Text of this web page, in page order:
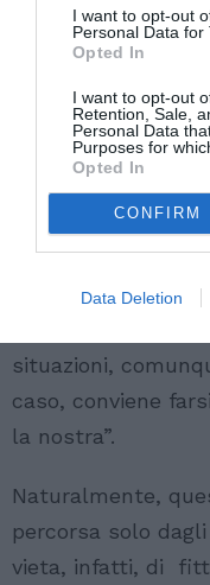
I want to opt-out
Personal Data for
Opted In
I want to opt-out
Retention, Sale,
Personal Data
Purposes for
Opted In
CONFIRM
Data Deletion
spiega a
segretario
Come dovrebbe
nero?
attraverso i servizi
Entrate se il
in questi ultimi
indicato. Solo con
situazioni,
caso, conviene
la nostra”.
Naturalmente,
percorsa solo
vieta, infatti, di